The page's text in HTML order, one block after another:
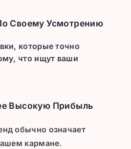
Своему Усмотрению
которые точно
что ищут ваши
Высокую Прибыль
обычно означает
кармане.